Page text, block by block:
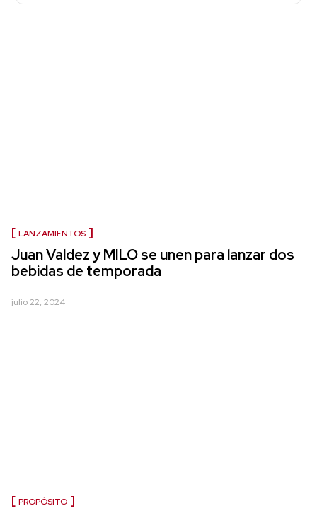
LANZAMIENTOS
Juan Valdez y MILO se unen para lanzar dos
bebidas de temporada
julio 22, 2024
PROPÓSITO